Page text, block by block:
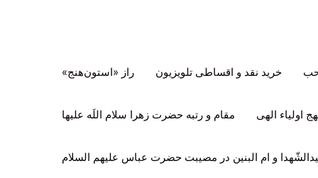
خرید نقد و اقساطی تلویزیون راز «استون‌هنج»
اولیاء الهی مقام و رتبه حضرت زهرا سلام اللَه علیها
و ام البنین در مصیبت حضرت عباس علیهم السلام